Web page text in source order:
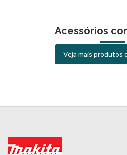
Acessórios
Veja mais produtos